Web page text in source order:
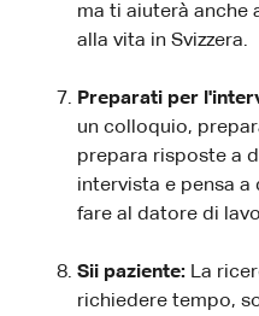
ma ti aiuterà anche
alla vita in Svizzera.
Preparati per
un colloquio,
prepara risposte a
intervista e pensa
fare al datore di
Sii paziente: La
richiedere tempo,